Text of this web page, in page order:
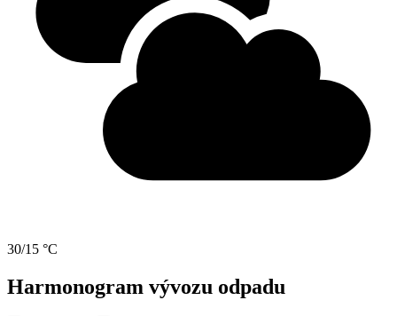
30/15 °C
Harmonogram vývozu odpadu